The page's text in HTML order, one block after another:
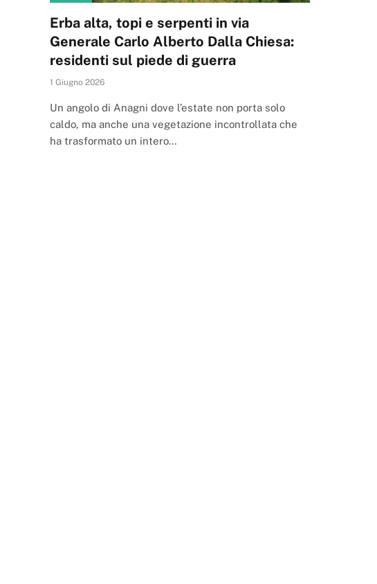
Erba alta, topi e serpenti in via
Generale Carlo Alberto Dalla Chiesa:
residenti sul piede di guerra
1 Giugno 2026
Un angolo di Anagni dove l’estate non porta solo
caldo, ma anche una vegetazione incontrollata che
ha trasformato un intero…